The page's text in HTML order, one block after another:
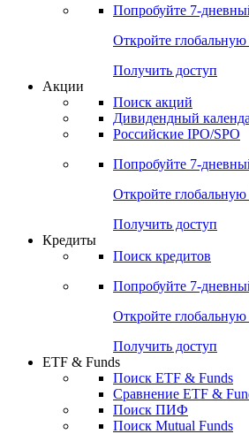
Попробуйте 7-
Откройте
Получить доступ
Акции
Поиск акций
Дивидендный
Российские IPO/SPO
Попробуйте 7-
Откройте
Получить доступ
Кредиты
Поиск кредитов
Попробуйте 7-
Откройте
Получить доступ
ETF & Funds
Поиск ETF & Funds
Сравнение ETF &
Поиск ПИФ
Поиск Mutual Funds